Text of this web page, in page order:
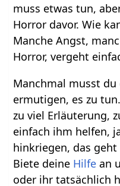
muss etwas tun,
Horror davor. Wie
Manche Angst,
Horror, vergeht
Manchmal musst du
ermutigen, es zu
zu viel Erläuterung,
einfach ihm helfen,
hinkriegen, das
Biete deine Hilfe an
oder ihr tatsächlich